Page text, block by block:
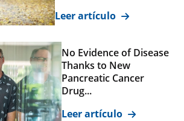
Leer artículo
No Evidence of Disease
Thanks to New
Pancreatic Cancer
Drug...
Leer artículo